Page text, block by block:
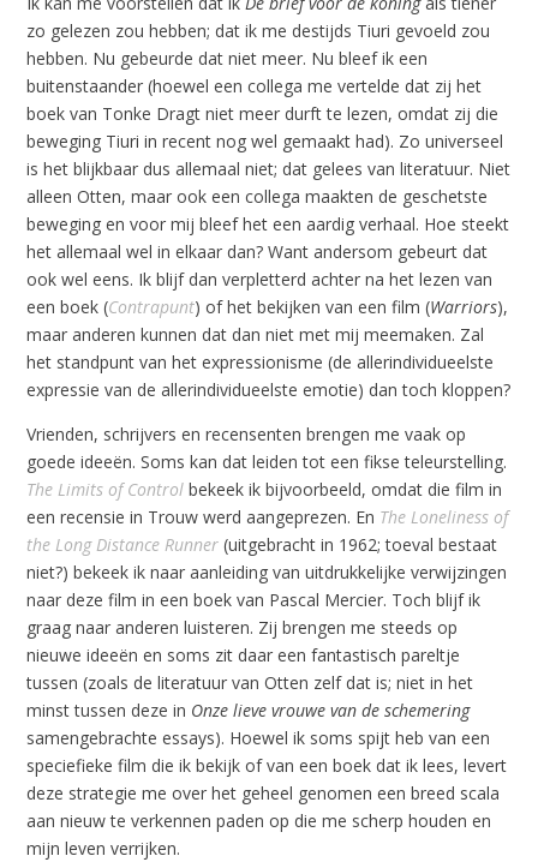
zo gelezen zou hebben; dat ik me destijds Tiuri gevoeld zou
hebben. Nu gebeurde dat niet meer. Nu bleef ik een
buitenstaander (hoewel een collega me vertelde dat zij het
boek van Tonke Dragt niet meer durft te lezen, omdat zij die
beweging Tiuri in recent nog wel gemaakt had). Zo universeel
is het blijkbaar dus allemaal niet; dat gelees van literatuur. Niet
alleen Otten, maar ook een collega maakten de geschetste
beweging en voor mij bleef het een aardig verhaal. Hoe steekt
het allemaal wel in elkaar dan? Want andersom gebeurt dat
ook wel eens. Ik blijf dan verpletterd achter na het lezen van
een boek (Contrapunt) of het bekijken van een film (Warriors),
maar anderen kunnen dat dan niet met mij meemaken. Zal
het standpunt van het expressionisme (de allerindividueelste
expressie van de allerindividueelste emotie) dan toch kloppen?
Vrienden, schrijvers en recensenten brengen me vaak op
goede ideeën. Soms kan dat leiden tot een fikse teleurstelling.
The Limits of Controlbekeek ik bijvoorbeeld, omdat die film in
een recensie in Trouw werd aangeprezen. En The Loneliness of
the Long Distance Runner(uitgebracht in 1962; toeval bestaat
niet?) bekeek ik naar aanleiding van uitdrukkelijke verwijzingen
naar deze film in een boek van Pascal Mercier. Toch blijf ik
graag naar anderen luisteren. Zij brengen me steeds op
nieuwe ideeën en soms zit daar een fantastisch pareltje
tussen (zoals de literatuur van Otten zelf dat is; niet in het
minst tussen deze in Onze lieve vrouwe van de schemering
samengebrachte essays). Hoewel ik soms spijt heb van een
speciefieke film die ik bekijk of van een boek dat ik lees, levert
deze strategie me over het geheel genomen een breed scala
aan nieuw te verkennen paden op die me scherp houden en
mijn leven verrijken.